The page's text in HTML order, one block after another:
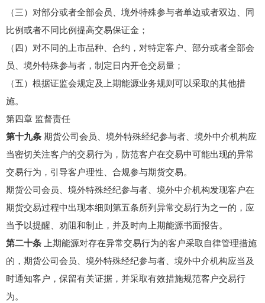
（三）对部分或者全部会员、境外特殊参与者单边或者双边、同
比例或者不同比例提高交易保证金；
（四）对不同的上市品种、合约，对特定客户、部分或者全部会
员、境外特殊参与者，制定日内开仓交易量；
（五）根据证监会规定及上期能源业务规则可以采取的其他措
施。
第四章 监督责任
第十九条 期货公司会员、境外特殊经纪参与者、境外中介机构应
当密切关注客户的交易行为，防范客户在交易中可能出现的异常
交易行为，引导客户理性、合规参与期货交易。
期货公司会员、境外特殊经纪参与者、境外中介机构发现客户在
期货交易过程中出现本细则第五条所列异常交易行为之一的，应
当予以提醒、劝阻和制止，并及时向上期能源书面报告。
第二十条 上期能源对存在异常交易行为的客户采取自律管理措施
的，期货公司会员、境外特殊经纪参与者、境外中介机构应当及
时通知客户，保留有关证据，并采取有效措施规范客户交易行
为。